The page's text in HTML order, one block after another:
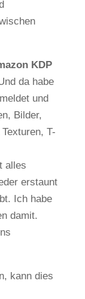
KDP
da habe
und
Bilder,
T-
alles
erstaunt
Ich habe
damit.
kann dies